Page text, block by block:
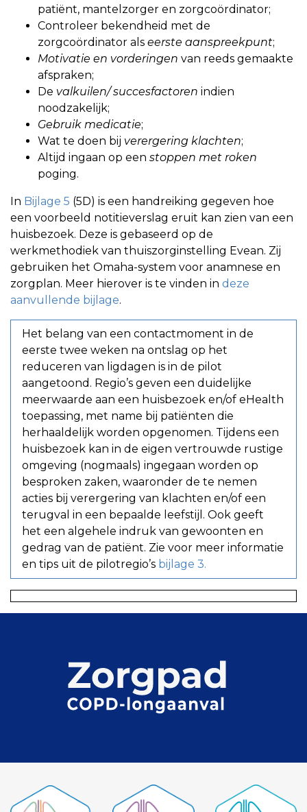
patiënt, mantelzorger en zorgcoördinator;
Controleer bekendheid met de
zorgcoördinator als eerste aanspreekpunt;
Motivatie en vorderingen van reeds gemaakte
afspraken;
De valkuilen/ succesfactoren indien
noodzakelijk;
Gebruik medicatie;
Wat te doen bij verergering klachten;
Altijd ingaan op een stoppen met roken
poging.
In Bijlage 5 (5D) is een handreiking gegeven hoe
een voorbeeld notitieverslag eruit kan zien van een
huisbezoek. Deze is gebaseerd op de
werkmethodiek van thuiszorginstelling Evean. Zij
gebruiken het Omaha-system voor anamnese en
zorgplan. Meer hierover is te vinden in deze
aanvullende bijlage.
Het belang van een contactmoment in de
eerste twee weken na ontslag op het
reduceren van ligdagen is in de pilot
aangetoond. Regio’s geven een duidelijke
meerwaarde aan een huisbezoek en/of eHealth
toepassing, met name bij patiënten die
herhaaldelijk worden opgenomen. Tijdens een
huisbezoek kan in de eigen vertrouwde rustige
omgeving (nogmaals) ingegaan worden op
besproken zaken, waaronder de te nemen
acties bij verergering van klachten en/of een
terugval in een bepaalde leefstijl. Ook geeft
het een algehele indruk van gewoonten en
gedrag van de patiënt. Zie voor meer informatie
en tips uit de pilotregio’s bijlage 3.